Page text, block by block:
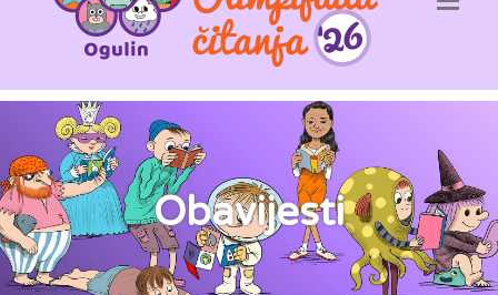
Obavijesti